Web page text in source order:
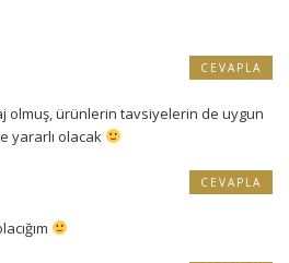
olmuş, ürünlerin tavsiyelerin de uygun
yararlı olacak
CEVAPLA
CEVAPLA